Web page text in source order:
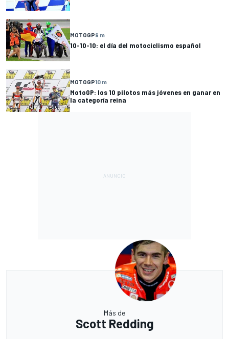
MOTOGP9 m
10-10-10: el día del motociclismo español
MOTOGP10 m
MotoGP: los 10 pilotos más jóvenes en ganar en
la categoría reina
Más de
Scott Redding